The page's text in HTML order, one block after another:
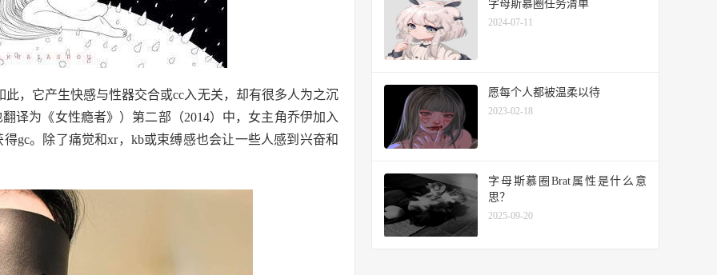
此，它产生快感与性器交合或cc入无关，却有很多人为之沉
译为《女性瘾者》）第二部（2014）中，女主角乔伊加入
gc。除了痛觉和xr，kb或束缚感也会让一些人感到兴奋和
字母斯慕圈任务清单
2024-07-11
愿每个人都被温柔以待
2023-02-18
字母斯慕圈Brat属性是什么意
思？
2025-09-20